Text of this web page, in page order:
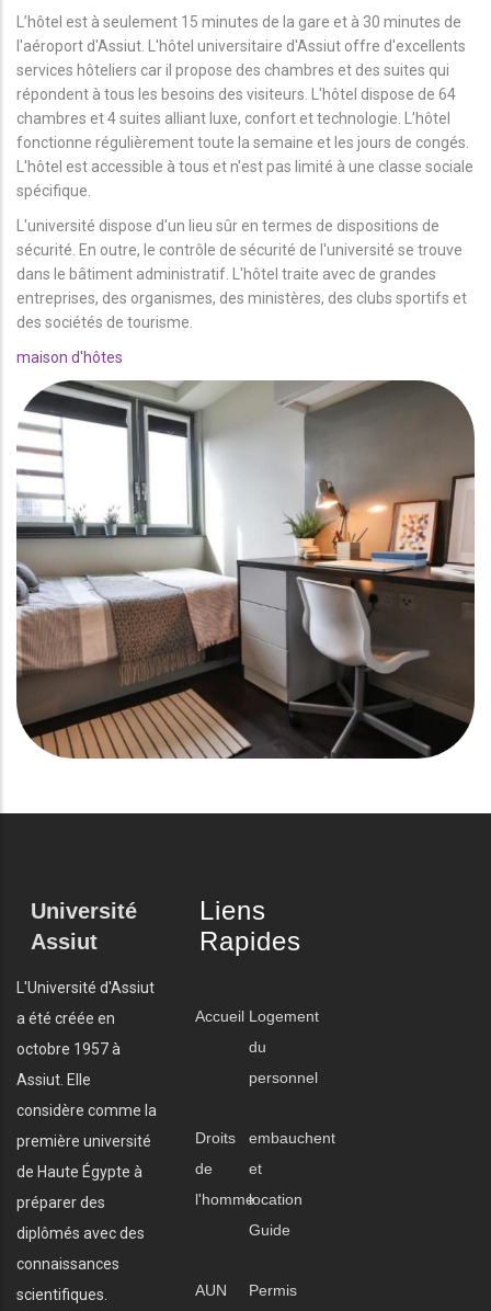
L’hôtel est à seulement 15 minutes de la gare et à 30 minutes de
l'aéroport d'Assiut. L'hôtel universitaire d'Assiut offre d'excellents
services hôteliers car il propose des chambres et des suites qui
répondent à tous les besoins des visiteurs. L'hôtel dispose de 64
chambres et 4 suites alliant luxe, confort et technologie. L'hôtel
fonctionne régulièrement toute la semaine et les jours de congés.
L'hôtel est accessible à tous et n'est pas limité à une classe sociale
spécifique.
L'université dispose d'un lieu sûr en termes de dispositions de
sécurité. En outre, le contrôle de sécurité de l'université se trouve
dans le bâtiment administratif. L'hôtel traite avec de grandes
entreprises, des organismes, des ministères, des clubs sportifs et
des sociétés de tourisme.
maison d'hôtes
Université
Assiut
L'Université d'Assiut
a été créée en
octobre 1957 à
Assiut. Elle
considère comme la
première université
de Haute Égypte à
préparer des
diplômés avec des
connaissances
scientifiques.
Liens
Rapides
Accueil Logement
du
personnel
Droits
de
l'homme
embauchent
et
location
Guide
AUN
Permis